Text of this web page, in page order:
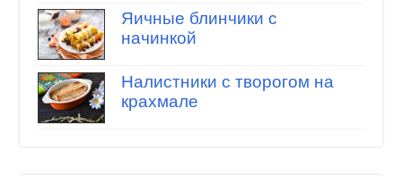
Яичные блинчики с
начинкой
Налистники с творогом на
крахмале